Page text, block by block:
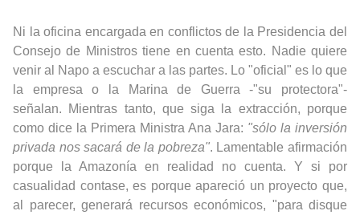
Ni la oficina encargada en conflictos de la Presidencia del
Consejo de Ministros tiene en cuenta esto. Nadie quiere
venir al Napo a escuchar a las partes. Lo "oficial" es lo que
la empresa o la Marina de Guerra -"su protectora"-
señalan. Mientras tanto, que siga la extracción, porque
como dice la Primera Ministra Ana Jara: "sólo la inversión
privada nos sacará de la pobreza". Lamentable afirmación
porque la Amazonía en realidad no cuenta. Y si por
casualidad contase, es porque apareció un proyecto que,
al parecer, generará recursos económicos, "para disque